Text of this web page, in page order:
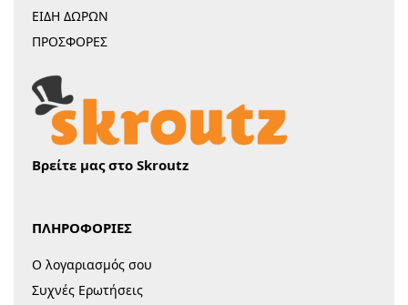
ΕΙΔΗ ΔΩΡΩΝ
ΠΡΟΣΦΟΡΕΣ
Βρείτε μας στο Skroutz
ΠΛΗΡΟΦΟΡΙΕΣ
Ο λογαριασμός σου
Συχνές Ερωτήσεις